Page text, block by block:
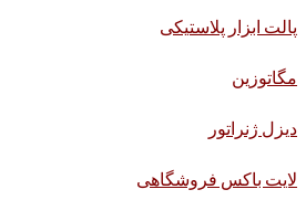
پالت ابزار پلاستیکی
مگاتوزین
دیزل ژنراتور
لایت باکس فروشگاهی